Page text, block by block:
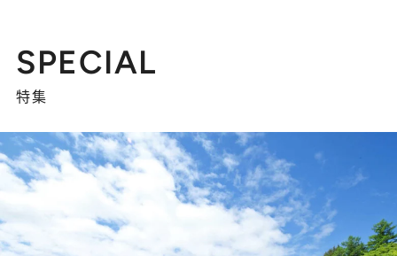
SPECIAL
特集